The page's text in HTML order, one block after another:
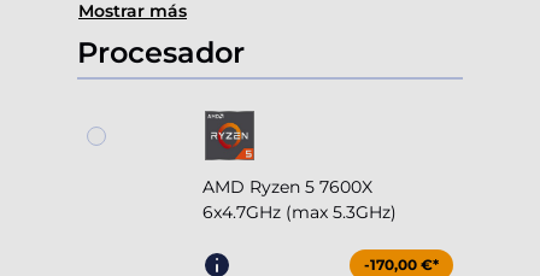
1
of
4
Mostrar más
Procesador
AMD Ryzen 5 7600X
6x4.7GHz (max 5.3GHz)
-170,00 €*